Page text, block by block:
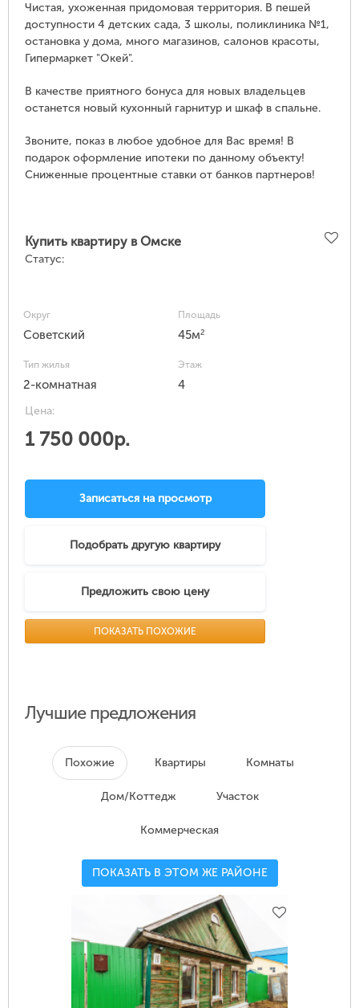
Чистая, ухоженная придомовая территория. В пешей
доступности 4 детских сада, 3 школы, поликлиника №1,
остановка у дома, много магазинов, салонов красоты,
Гипермаркет "Окей".
В качестве приятного бонуса для новых владельцев
останется новый кухонный гарнитур и шкаф в спальне.
Звоните, показ в любое удобное для Вас время! В
подарок оформление ипотеки по данному объекту!
Сниженные процентные ставки от банков партнеров!
Купить квартиру в Омске
Статус:
Округ
Советский
Площадь
45м2
Тип жилья
2-комнатная
Этаж
4
Цена:
1 750 000р.
Записаться на просмотр
Подобрать другую квартиру
Предложить свою цену
ПОКАЗАТЬ ПОХОЖИЕ
Лучшие предложения
Похожие Квартиры Комнаты
Дом/Коттедж Участок
Коммерческая
ПОКАЗАТЬ В ЭТОМ ЖЕ РАЙОНЕ